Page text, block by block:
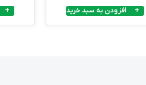
افزودن به سبد خرید